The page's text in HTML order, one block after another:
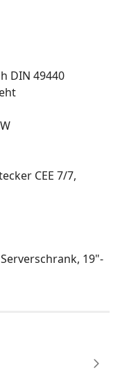
DIN 49440
CEE 7/7,
19"-